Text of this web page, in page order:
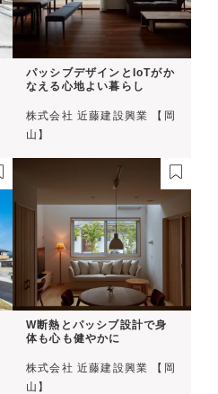
パッシブデザインとIoTがか
なえる心地よい暮らし
株式会社 近藤建設興業 【岡
山】
W断熱とパッシブ設計で身
体も心も健やかに
株式会社 近藤建設興業 【岡
山】